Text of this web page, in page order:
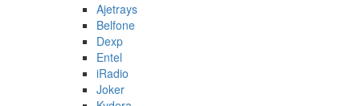
Ajetrays
Belfone
Dexp
Entel
iRadio
Joker